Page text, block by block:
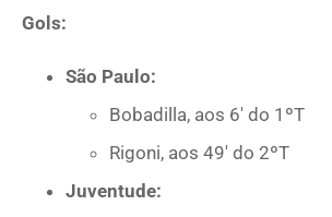
Gols:
São Paulo:
Bobadilla, aos 6′ do 1ºT
Rigoni, aos 49′ do 2ºT
Juventude: